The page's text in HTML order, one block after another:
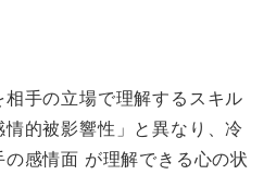
手の立場で理解するスキル
的被影響性」と異なり、冷
感情面 が理解できる心の状